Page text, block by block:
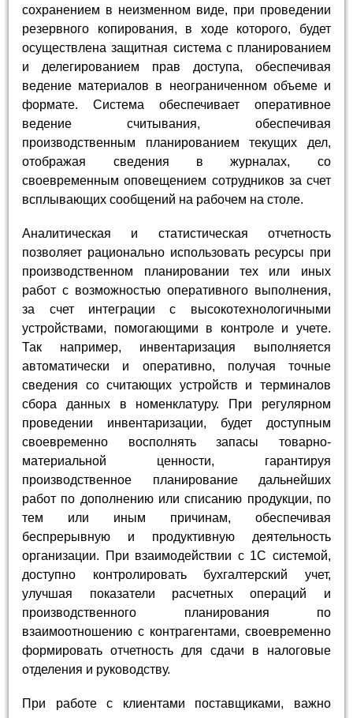
сохранением в неизменном виде, при проведении
резервного копирования, в ходе которого, будет
осуществлена защитная система с планированием
и делегированием прав доступа, обеспечивая
ведение материалов в неограниченном объеме и
формате. Система обеспечивает оперативное
ведение считывания, обеспечивая
производственным планированием текущих дел,
отображая сведения в журналах, со
своевременным оповещением сотрудников за счет
всплывающих сообщений на рабочем на столе.
Аналитическая и статистическая отчетность
позволяет рационально использовать ресурсы при
производственном планировании тех или иных
работ с возможностью оперативного выполнения,
за счет интеграции с высокотехнологичными
устройствами, помогающими в контроле и учете.
Так например, инвентаризация выполняется
автоматически и оперативно, получая точные
сведения со считающих устройств и терминалов
сбора данных в номенклатуру. При регулярном
проведении инвентаризации, будет доступным
своевременно восполнять запасы товарно-
материальной ценности, гарантируя
производственное планирование дальнейших
работ по дополнению или списанию продукции, по
тем или иным причинам, обеспечивая
беспрерывную и продуктивную деятельность
организации. При взаимодействии с 1С системой,
доступно контролировать бухгалтерский учет,
улучшая показатели расчетных операций и
производственного планирования по
взаимоотношению с контрагентами, своевременно
формировать отчетность для сдачи в налоговые
отделения и руководству.
При работе с клиентами поставщиками, важно